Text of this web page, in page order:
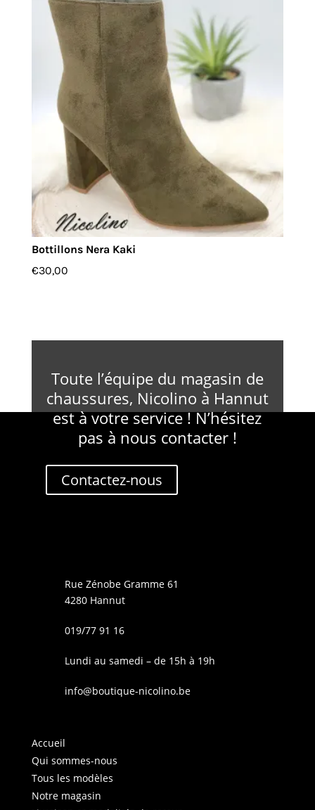
Bottillons Nera Kaki
€30,00
Toute l’équipe du magasin de
chaussures, Nicolino à Hannut
est à votre service ! N’hésitez
pas à nous contacter !
Contactez-nous
Rue Zénobe Gramme 61
4280 Hannut
019/77 91 16
Lundi au samedi – de 15h à 19h
info@boutique-nicolino.be
Accueil
Qui sommes-nous
Tous les modèles
Notre magasin